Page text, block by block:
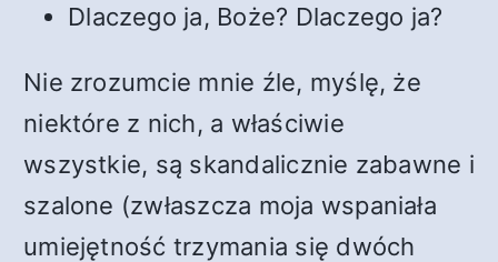
Dlaczego ja, Boże? Dlaczego ja?
Nie zrozumcie mnie źle, myślę, że
niektóre z nich, a właściwie
wszystkie, są skandalicznie zabawne i
szalone (zwłaszcza moja wspaniała
umiejętność trzymania się dwóch